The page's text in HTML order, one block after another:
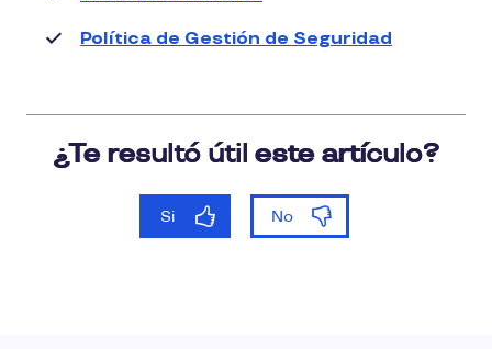
Política de Gestión de Seguridad